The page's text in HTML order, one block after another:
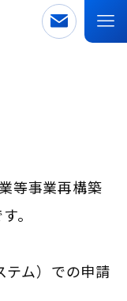
等事業再構築
。
ム）での申請